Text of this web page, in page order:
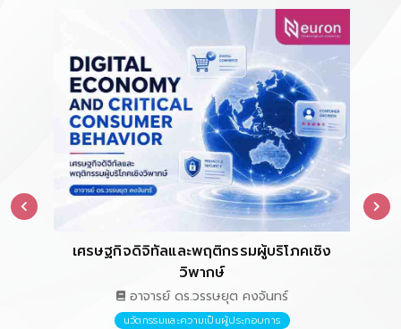
เศรษฐกิจดิจิทัลและพฤติกรรมผู้บริโภคเชิง
วิพากษ์
อาจารย์ ดร.วรรษยุต คงจันทร์
นวัตกรรมและความเป็นผู้ประกอบการ